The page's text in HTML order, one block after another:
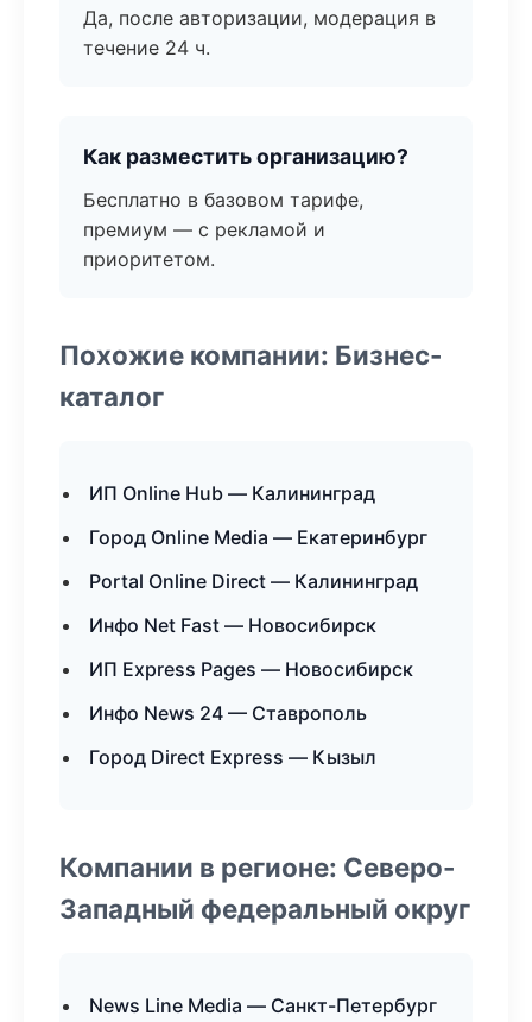
Да, после авторизации, модерация в
течение 24 ч.
Как разместить организацию?
Бесплатно в базовом тарифе,
премиум — с рекламой и
приоритетом.
Похожие компании: Бизнес-
каталог
ИП Online Hub — Калининград
Город Online Media — Екатеринбург
Portal Online Direct — Калининград
Инфо Net Fast — Новосибирск
ИП Express Pages — Новосибирск
Инфо News 24 — Ставрополь
Город Direct Express — Кызыл
Компании в регионе: Северо-
Западный федеральный округ
News Line Media — Санкт-Петербург